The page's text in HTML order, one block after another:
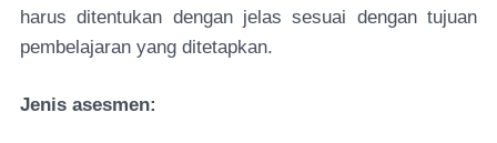
harus ditentukan dengan jelas sesuai dengan tujuan
pembelajaran yang ditetapkan.
Jenis asesmen: